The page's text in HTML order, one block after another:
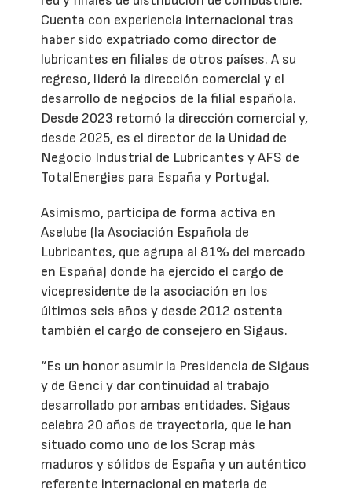
Cuenta con experiencia internacional tras
haber sido expatriado como director de
lubricantes en filiales de otros países. A su
regreso, lideró la dirección comercial y el
desarrollo de negocios de la filial española.
Desde 2023 retomó la dirección comercial y,
desde 2025, es el director de la Unidad de
Negocio Industrial de Lubricantes y AFS de
TotalEnergies para España y Portugal.
Asimismo, participa de forma activa en
Aselube (la Asociación Española de
Lubricantes, que agrupa al 81% del mercado
en España) donde ha ejercido el cargo de
vicepresidente de la asociación en los
últimos seis años y desde 2012 ostenta
también el cargo de consejero en Sigaus.
“Es un honor asumir la Presidencia de Sigaus
y de Genci y dar continuidad al trabajo
desarrollado por ambas entidades. Sigaus
celebra 20 años de trayectoria, que le han
situado como uno de los Scrap más
maduros y sólidos de España y un auténtico
referente internacional en materia de